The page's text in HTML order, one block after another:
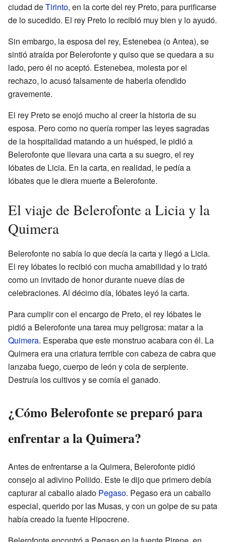
ciudad deTirinto, en la corte del rey Preto, para purificarse
de lo sucedido. El rey Preto lo recibió muy bien y lo ayudó.
Sin embargo, la esposa del rey, Estenebea (o Antea), se
sintió atraída por Belerofonte y quiso que se quedara a su
lado, pero él no aceptó. Estenebea, molesta por el
rechazo, lo acusó falsamente de haberla ofendido
gravemente.
El rey Preto se enojó mucho al creer la historia de su
esposa. Pero como no quería romper las leyes sagradas
de la hospitalidad matando a un huésped, le pidió a
Belerofonte que llevara una carta a su suegro, el rey
Ióbates de Licia. En la carta, en realidad, le pedía a
Ióbates que le diera muerte a Belerofonte.
El viaje de Belerofonte a Licia y la
Quimera
Belerofonte no sabía lo que decía la carta y llegó a Licia.
El rey Ióbates lo recibió con mucha amabilidad y lo trató
como un invitado de honor durante nueve días de
celebraciones. Al décimo día, Ióbates leyó la carta.
Para cumplir con el encargo de Preto, el rey Ióbates le
pidió a Belerofonte una tarea muy peligrosa: matar a la
Quimera. Esperaba que este monstruo acabara con él. La
Quimera era una criatura terrible con cabeza de cabra que
lanzaba fuego, cuerpo de león y cola de serpiente.
Destruía los cultivos y se comía el ganado.
¿Cómo Belerofonte se preparó para
enfrentar a la Quimera?
Antes de enfrentarse a la Quimera, Belerofonte pidió
consejo al adivino Poliido. Este le dijo que primero debía
capturar al caballo alado Pegaso. Pegaso era un caballo
especial, querido por las Musas, y con un golpe de su pata
había creado la fuente Hipocrene.